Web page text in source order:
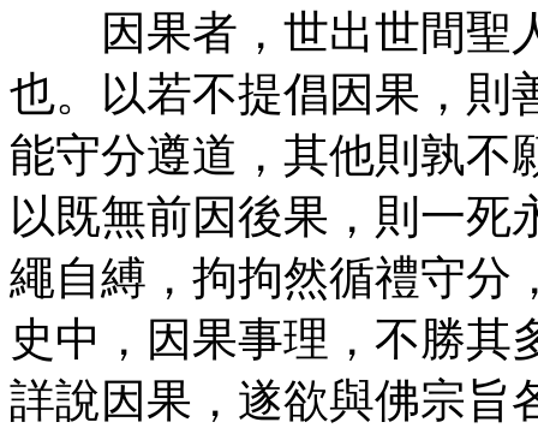
因果者，世出世間聖
也。以若不提倡因果，則
能守分遵道，其他則孰不
以既無前因後果，則一死
繩自縛，拘拘然循禮守分
史中，因果事理，不勝其
詳說因果，遂欲與佛宗旨